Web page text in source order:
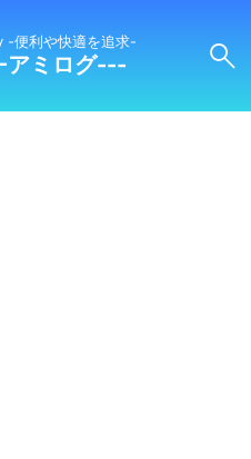
便利や快適を追求-
ミログ---